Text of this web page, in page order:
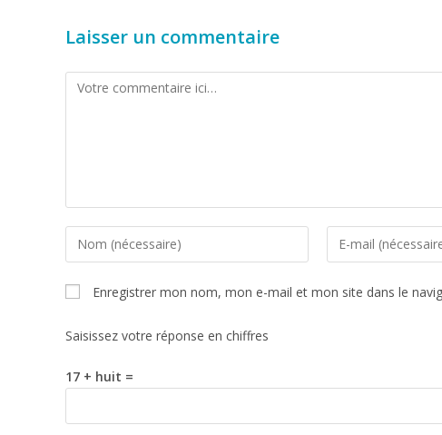
Laisser un commentaire
Enregistrer mon nom, mon e-mail et mon site dans le
Saisissez votre réponse en chiffres
17 + huit =